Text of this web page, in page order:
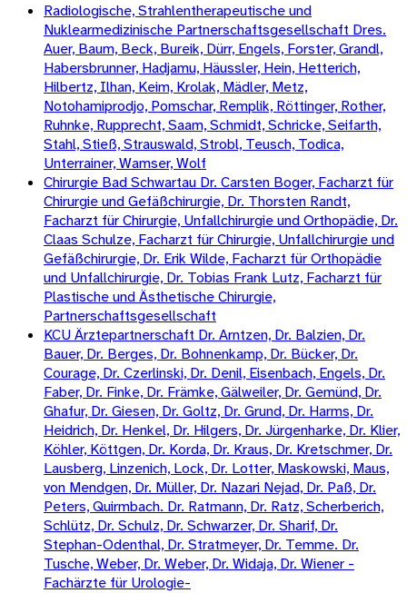
Radiologische, Strahlentherapeutische und
Nuklearmedizinische Partnerschaftsgesellschaft Dres.
Auer, Baum, Beck, Bureik, Dürr, Engels, Forster, Grandl,
Habersbrunner, Hadjamu, Häussler, Hein, Hetterich,
Hilbertz, Ilhan, Keim, Krolak, Mädler, Metz,
Notohamiprodjo, Pomschar, Remplik, Röttinger, Rother,
Ruhnke, Rupprecht, Saam, Schmidt, Schricke, Seifarth,
Stahl, Stieß, Strauswald, Strobl, Teusch, Todica,
Unterrainer, Wamser, Wolf
Chirurgie Bad Schwartau Dr. Carsten Boger, Facharzt für
Chirurgie und Gefäßchirurgie, Dr. Thorsten Randt,
Facharzt für Chirurgie, Unfallchirurgie und Orthopädie, Dr.
Claas Schulze, Facharzt für Chirurgie, Unfallchirurgie und
Gefäßchirurgie, Dr. Erik Wilde, Facharzt für Orthopädie
und Unfallchirurgie, Dr. Tobias Frank Lutz, Facharzt für
Plastische und Ästhetische Chirurgie,
Partnerschaftsgesellschaft
KCU Ärztepartnerschaft Dr. Arntzen, Dr. Balzien, Dr.
Bauer, Dr. Berges, Dr. Bohnenkamp, Dr. Bücker, Dr.
Courage, Dr. Czerlinski, Dr. Denil, Eisenbach, Engels, Dr.
Faber, Dr. Finke, Dr. Främke, Gälweiler, Dr. Gemünd, Dr.
Ghafur, Dr. Giesen, Dr. Goltz, Dr. Grund, Dr. Harms, Dr.
Heidrich, Dr. Henkel, Dr. Hilgers, Dr. Jürgenharke, Dr. Klier,
Köhler, Köttgen, Dr. Korda, Dr. Kraus, Dr. Kretschmer, Dr.
Lausberg, Linzenich, Lock, Dr. Lotter, Maskowski, Maus,
von Mendgen, Dr. Müller, Dr. Nazari Nejad, Dr. Paß, Dr.
Peters, Quirmbach. Dr. Ratmann, Dr. Ratz, Scherberich,
Schlütz, Dr. Schulz, Dr. Schwarzer, Dr. Sharif, Dr.
Stephan-Odenthal, Dr. Stratmeyer, Dr. Temme. Dr.
Tusche, Weber, Dr. Weber, Dr. Widaja, Dr. Wiener -
Fachärzte für Urologie-